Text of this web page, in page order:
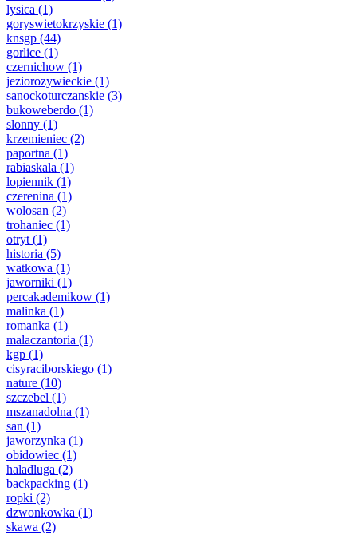
lysica (1)
goryswietokrzyskie (1)
knsgp (44)
gorlice (1)
czernichow (1)
jeziorozywieckie (1)
sanockoturczanskie (3)
bukoweberdo (1)
slonny (1)
krzemieniec (2)
paportna (1)
rabiaskala (1)
lopiennik (1)
czerenina (1)
wolosan (2)
trohaniec (1)
otryt (1)
historia (5)
watkowa (1)
jaworniki (1)
percakademikow (1)
malinka (1)
romanka (1)
malaczantoria (1)
kgp (1)
cisyraciborskiego (1)
nature (10)
szczebel (1)
mszanadolna (1)
san (1)
jaworzynka (1)
obidowiec (1)
haladluga (2)
backpacking (1)
ropki (2)
dzwonkowka (1)
skawa (2)